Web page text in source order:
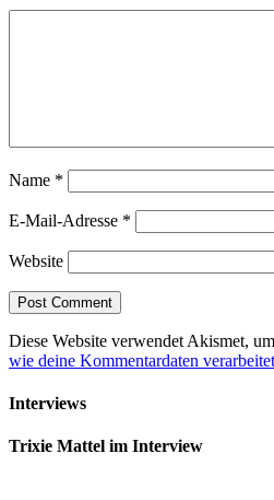
Name *
E-Mail-Adresse *
Website
Diese Website verwendet Akismet,
wie deine Kommentardaten
Interviews
Trixie Mattel im Interview